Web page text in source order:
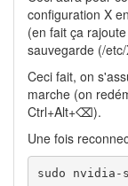
configuration X
(en fait ça
sauvegarde (/
Ceci fait, on
marche (on
Ctrl+Alt+⌫).
Une fois
sudo nvidia-